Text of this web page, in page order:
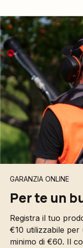
GARANZIA ONLINE
Per te un
Registra il tuo
€10 utilizzabile per
minimo di €60. Il